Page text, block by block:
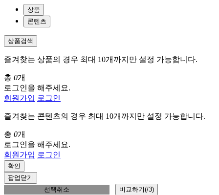
상품
콘텐츠
상품검색
즐겨찾는 상품의 경우 최대 10개까지만 설정 가능합니다.
총 0개
로그인을 해주세요.
회원가입 로그인
즐겨찾는 콘텐츠의 경우 최대 10개까지만 설정 가능합니다.
총 0개
로그인을 해주세요.
회원가입 로그인
확인
팝업닫기
선택취소
비교하기(/3)